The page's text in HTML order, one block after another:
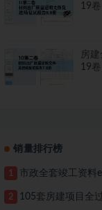
19
房
19
销量排行榜
1 市政全套竣工资料
2 105套房建项目全